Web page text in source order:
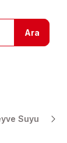
Ara
Suyu